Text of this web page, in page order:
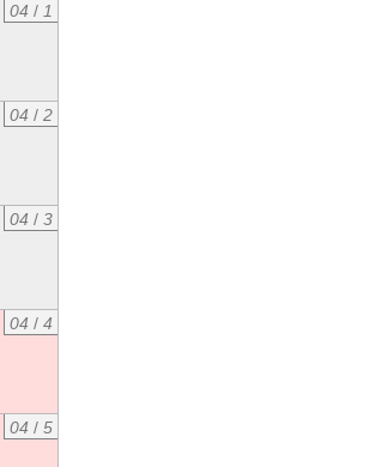
04 / 1
04 / 2
04 / 3
04 / 4
04 / 5